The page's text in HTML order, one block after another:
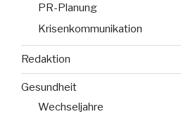
PR-Planung
Krisenkommunikation
Redaktion
Gesundheit
Wechseljahre